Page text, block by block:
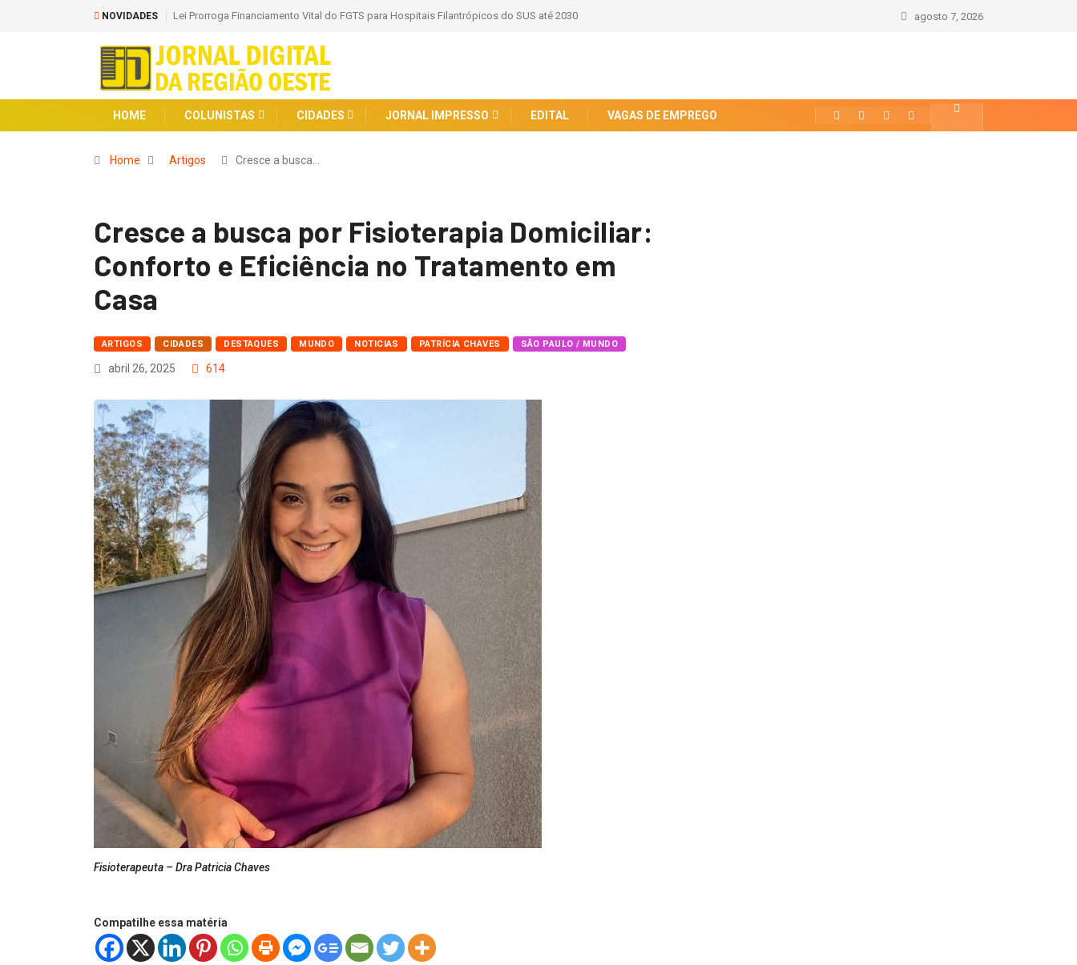
NOVIDADES
Hospitais Filantrópicos do SUS até 2030Sancionada Lei que Amplia Punição e Combate Abuso Digital contra Crianças e
agosto 7, 2026
HOME COLUNISTAS CIDADES JORNAL IMPRESSO EDITAL VAGAS DE EMPREGO
Home Artigos Cresce a busca…
Cresce a busca por Fisioterapia Domiciliar:
Conforto e Eficiência no Tratamento em
Casa
ARTIGOS CIDADES DESTAQUES MUNDO NOTICIAS PATRÍCIA CHAVES SÃO PAULO / MUNDO
abril 26, 2025 614
Fisioterapeuta – Dra Patricia Chaves
Compatilhe essa matéria